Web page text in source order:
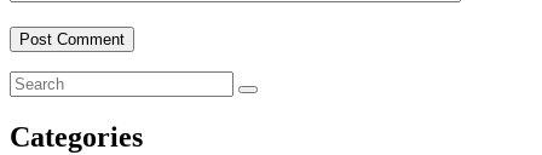
Categories